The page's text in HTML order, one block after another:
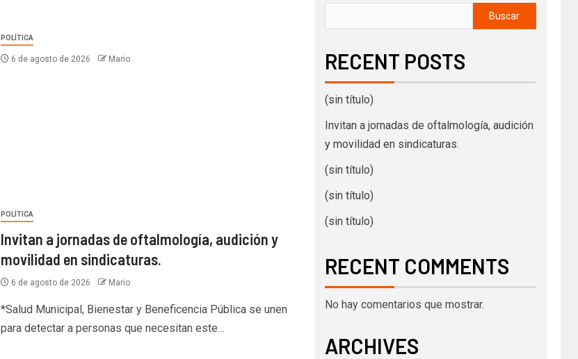
POLÍTICA
6 de agosto de 2026 Mario
POLÍTICA
Invitan a jornadas de oftalmología, audición y
movilidad en sindicaturas.
6 de agosto de 2026 Mario
*Salud Municipal, Bienestar y Beneficencia Pública se unen
para detectar a personas que necesitan este…
Buscar
RECENT POSTS
(sin título)
Invitan a jornadas de oftalmología, audición
y movilidad en sindicaturas.
(sin título)
(sin título)
(sin título)
RECENT COMMENTS
No hay comentarios que mostrar.
ARCHIVES